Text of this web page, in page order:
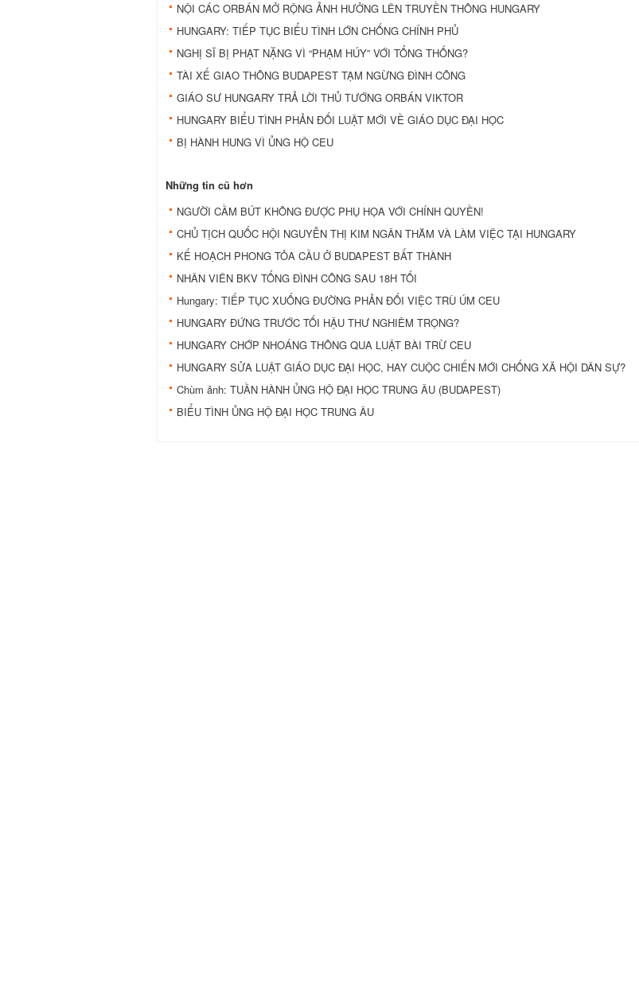
NỘI CÁC ORBÁN MỞ RỘNG ẢNH HƯỞNG LÊN TRUYỀN THÔNG HUNGARY
HUNGARY: TIẾP TỤC BIỂU TÌNH LỚN CHỐNG CHÍNH PHỦ
NGHỊ SĨ BỊ PHẠT NẶNG VÌ “PHẠM HÚY” VỚI TỔNG THỐNG?
TÀI XẾ GIAO THÔNG BUDAPEST TẠM NGỪNG ĐÌNH CÔNG
GIÁO SƯ HUNGARY TRẢ LỜI THỦ TƯỚNG ORBÁN VIKTOR
HUNGARY BIỂU TÌNH PHẢN ĐỐI LUẬT MỚI VỀ GIÁO DỤC ĐẠI HỌC
BỊ HÀNH HUNG VÌ ỦNG HỘ CEU
Những tin cũ hơn
NGƯỜI CẦM BÚT KHÔNG ĐƯỢC PHỤ HỌA VỚI CHÍNH QUYỀN!
CHỦ TỊCH QUỐC HỘI NGUYỄN THỊ KIM NGÂN THĂM VÀ LÀM VIỆC TẠI HUNGARY
KẾ HOẠCH PHONG TỎA CẦU Ở BUDAPEST BẤT THÀNH
NHÂN VIÊN BKV TỔNG ĐÌNH CÔNG SAU 18H TỐI
Hungary: TIẾP TỤC XUỐNG ĐƯỜNG PHẢN ĐỐI VIỆC TRÙ ÚM CEU
HUNGARY ĐỨNG TRƯỚC TỐI HẬU THƯ NGHIÊM TRỌNG?
HUNGARY CHỚP NHOÁNG THÔNG QUA LUẬT BÀI TRỪ CEU
HUNGARY SỬA LUẬT GIÁO DỤC ĐẠI HỌC, HAY CUỘC CHIẾN MỚI CHỐNG XÃ HỘI DÂN SỰ?
Chùm ảnh: TUẦN HÀNH ỦNG HỘ ĐẠI HỌC TRUNG ÂU (BUDAPEST)
BIỂU TÌNH ỦNG HỘ ĐẠI HỌC TRUNG ÂU